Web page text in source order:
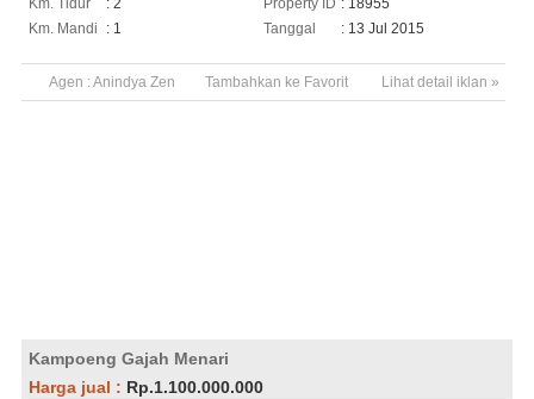
Km. Tidur
: 2
Km. Mandi
: 1
Property ID : 18955
Tanggal
: 13 Jul 2015
Agen :Anindya Zen Lihat detail iklan »
Tambahkan ke Favorit
Kampoeng Gajah Menari
Harga jual : Rp.1.100.000.000